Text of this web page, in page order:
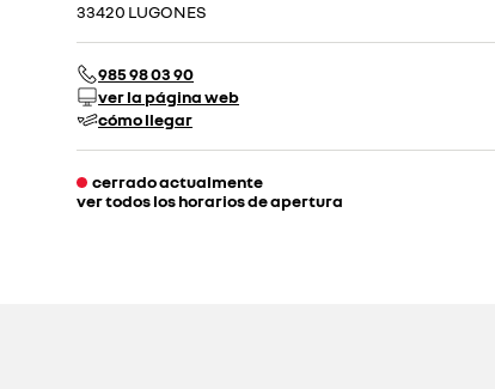
33420 LUGONES
985 98 03 90
ver la página web
cómo llegar
cerrado actualmente
ver todos los horarios de apertura